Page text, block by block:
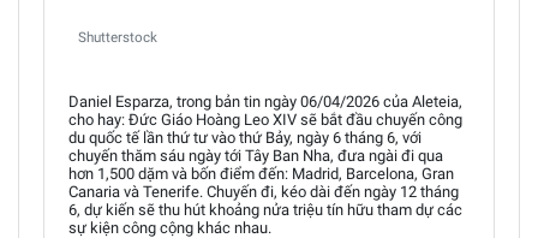
Shutterstock
Daniel Esparza, trong bản tin ngày 06/04/2026 của Aleteia,
cho hay: Đức Giáo Hoàng Leo XIV sẽ bắt đầu chuyến công
du quốc tế lần thứ tư vào thứ Bảy, ngày 6 tháng 6, với
chuyến thăm sáu ngày tới Tây Ban Nha, đưa ngài đi qua
hơn 1,500 dặm và bốn điểm đến: Madrid, Barcelona, Gran
Canaria và Tenerife. Chuyến đi, kéo dài đến ngày 12 tháng
6, dự kiến sẽ thu hút khoảng nửa triệu tín hữu tham dự các
sự kiện công cộng khác nhau.